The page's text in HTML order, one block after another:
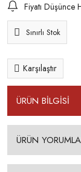
Fiyatı Düşünce
Sınırlı Stok
Karşılaştır
ÜRÜN BİLGİSİ
ÜRÜN